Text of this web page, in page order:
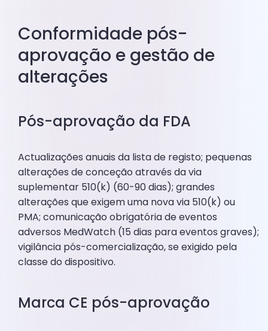
Conformidade pós-
aprovação e gestão de
alterações
Pós-aprovação da FDA
Actualizações anuais da lista de registo; pequenas
alterações de conceção através da via
suplementar 510(k) (60-90 dias); grandes
alterações que exigem uma nova via 510(k) ou
PMA; comunicação obrigatória de eventos
adversos MedWatch (15 dias para eventos graves);
vigilância pós-comercialização, se exigido pela
classe do dispositivo.
Marca CE pós-aprovação